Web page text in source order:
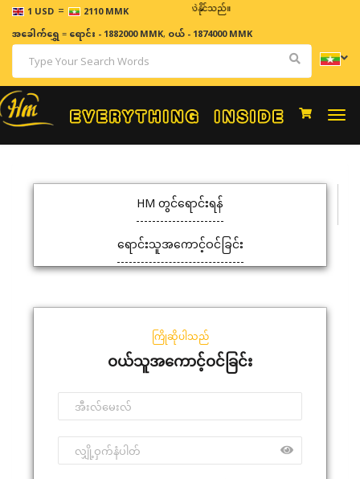
1 USD = 2110 MMK
ဈေးနှုန်းများသည် အချိန်နှင့် အမျှပြောင်းလဲနိုင်သည်။
အခေါက်ရွှေ=ရောင်း - 1882000 MMK, ဝယ် - 1874000 MMK
HM တွင်ရောင်းရန်
ရောင်းသူအကောင့်ဝင်ခြင်း
ကြိုဆိုပါသည်
ဝယ်သူအကောင့်ဝင်ခြင်း